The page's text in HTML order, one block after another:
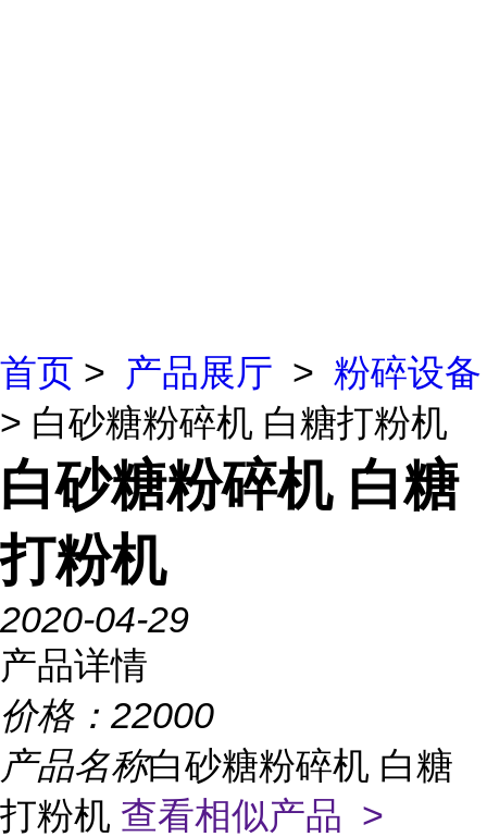
首页 > 产品展厅 > 粉碎设备
> 白砂糖粉碎机 白糖打粉机
白砂糖粉碎机 白糖
打粉机
2020-04-29
产品详情
价格： 22000
产品名称白砂糖粉碎机 白糖
打粉机 查看相似产品 >